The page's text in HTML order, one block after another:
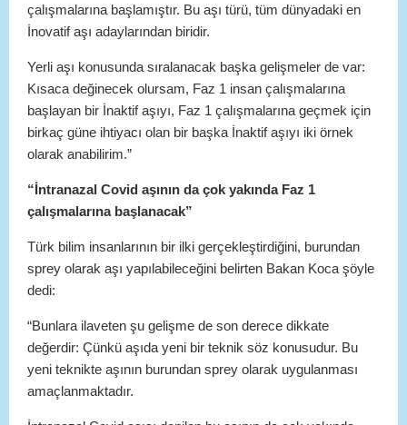
çalışmalarına başlamıştır. Bu aşı türü, tüm dünyadaki en
İnovatif aşı adaylarından biridir.
Yerli aşı konusunda sıralanacak başka gelişmeler de var:
Kısaca değinecek olursam, Faz 1 insan çalışmalarına
başlayan bir İnaktif aşıyı, Faz 1 çalışmalarına geçmek için
birkaç güne ihtiyacı olan bir başka İnaktif aşıyı iki örnek
olarak anabilirim.”
“İntranazal Covid aşının da çok yakında Faz 1
çalışmalarına başlanacak”
Türk bilim insanlarının bir ilki gerçekleştirdiğini, burundan
sprey olarak aşı yapılabileceğini belirten Bakan Koca şöyle
dedi:
“Bunlara ilaveten şu gelişme de son derece dikkate
değerdir: Çünkü aşıda yeni bir teknik söz konusudur. Bu
yeni teknikte aşının burundan sprey olarak uygulanması
amaçlanmaktadır.